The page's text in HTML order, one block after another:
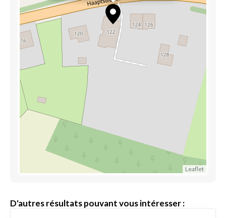
Leaflet
D'autres résultats pouvant vous intéresser :